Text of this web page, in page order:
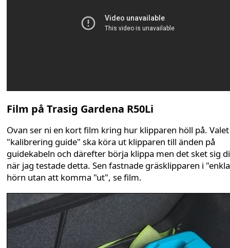
Film på Trasig Gardena R50Li
Ovan ser ni en kort film kring hur klipparen höll på. Valet
"kalibrering guide" ska köra ut klipparen till änden på
guidekabeln och därefter börja klippa men det sket sig
när jag testade detta. Sen fastnade gräsklipparen i
hörn utan att komma "ut", se film.